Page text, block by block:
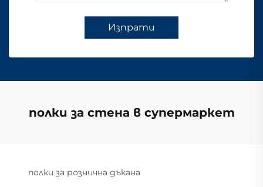
Изпрати
полки за стена в супермаркет
полки за рознична дъкана